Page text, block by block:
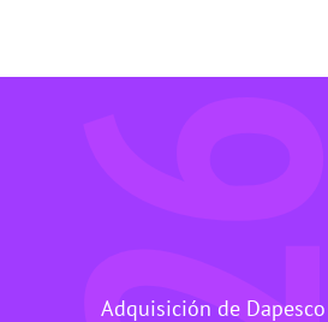
Adquisición de Dapesco